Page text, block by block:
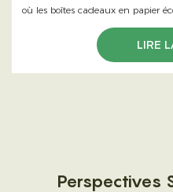
où les boîtes cadeaux en papier
à des textures intelligentes, du
haut
LIRE
Perspectives